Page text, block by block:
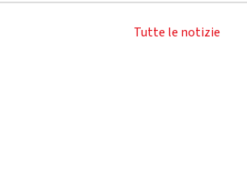
Tutte le notizie